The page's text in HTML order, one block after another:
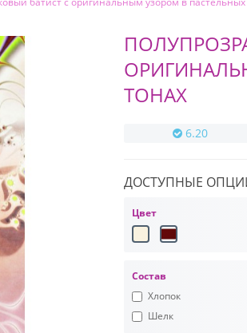
ТОНАХ
6.20
ДОСТУПНЫЕ
Цвет
Состав
Хлопок
Шелк